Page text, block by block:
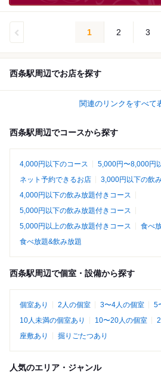
1 2 3
西条駅周辺でお店を探す
関連のリンクをすべて
西条駅周辺でコースから探す
4,000円以下のコース
5,000円〜8,000円
ネット予約できるお店
3,000円以下の飲
4,000円以下の飲み放題付きコース
5,000円以下の飲み放題付きコース
5,000円以上の飲み放題付きコース
食べ
食べ放題&飲み放題
西条駅周辺で個室・設備から探す
個室あり 2人の個室 3〜4人の個室
5
10人未満の個室あり
10〜20人の個室
座敷あり
掘りごたつあり
人気のエリア・ジャンル